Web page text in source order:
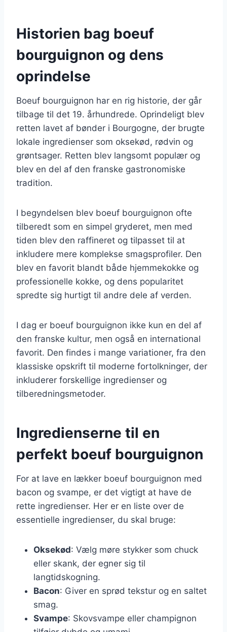
Historien bag boeuf
bourguignon og dens
oprindelse
Boeuf bourguignon har en rig historie, der går
tilbage til det 19. århundrede. Oprindeligt blev
retten lavet af bønder i Bourgogne, der brugte
lokale ingredienser som oksekød, rødvin og
grøntsager. Retten blev langsomt populær og
blev en del af den franske gastronomiske
tradition.
I begyndelsen blev boeuf bourguignon ofte
tilberedt som en simpel gryderet, men med
tiden blev den raffineret og tilpasset til at
inkludere mere komplekse smagsprofiler. Den
blev en favorit blandt både hjemmekokke og
professionelle kokke, og dens popularitet
spredte sig hurtigt til andre dele af verden.
I dag er boeuf bourguignon ikke kun en del af
den franske kultur, men også en international
favorit. Den findes i mange variationer, fra den
klassiske opskrift til moderne fortolkninger, der
inkluderer forskellige ingredienser og
tilberedningsmetoder.
Ingredienserne til en
perfekt boeuf bourguignon
For at lave en lækker boeuf bourguignon med
bacon og svampe, er det vigtigt at have de
rette ingredienser. Her er en liste over de
essentielle ingredienser, du skal bruge:
Oksekød: Vælg møre stykker som chuck
eller skank, der egner sig til
langtidskogning.
Bacon: Giver en sprød tekstur og en saltet
smag.
Svampe: Skovsvampe eller champignon